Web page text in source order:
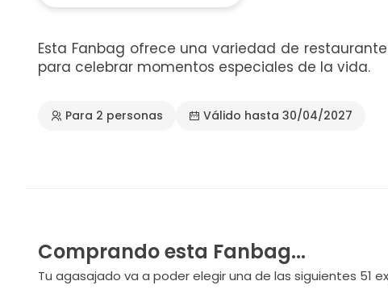
Esta Fanbag ofrece una variedad de
para celebrar momentos especiales de la vida.
Para 2 personas Válido hasta 30/04/2027
Comprando esta Fanbag...
Tu agasajado va a poder elegir una de las siguientes 51